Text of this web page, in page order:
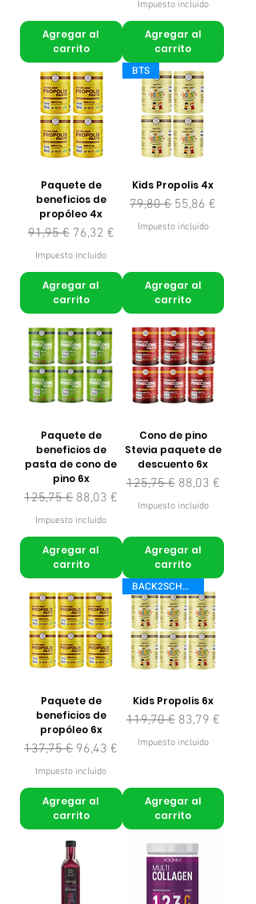
Agregar al
carrito
Impuesto incluido
Agregar al
carrito
Paquete de
beneficios de
propóleo 4x
Precio
91,95 € Precio de oferta
76,32 €
Impuesto incluido
Agregar al
carrito
BTS
Kids Propolis 4x
Precio
79,80 € Precio de oferta
55,86 €
Impuesto incluido
Agregar al
carrito
Paquete de
beneficios de
pasta de cono de
pino 6x
Precio
125,75 € Precio de oferta
88,03 €
Impuesto incluido
Agregar al
carrito
Cono de pino
Stevia paquete de
descuento 6x
Precio
125,75 € Precio de oferta
88,03 €
Impuesto incluido
Agregar al
carrito
Paquete de
beneficios de
propóleo 6x
Precio
137,75 € Precio de oferta
96,43 €
Impuesto incluido
Agregar al
carrito
BACK2SCHOOL
Kids Propolis 6x
Precio
119,70 € Precio de oferta
83,79 €
Impuesto incluido
Agregar al
carrito